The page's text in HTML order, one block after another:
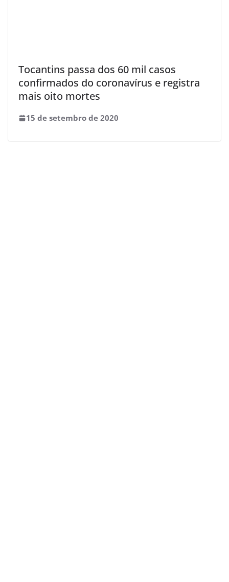
Tocantins passa dos 60 mil casos
confirmados do coronavírus e registra
mais oito mortes
15 de setembro de 2020